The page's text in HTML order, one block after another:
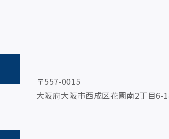
〒557-0015
大阪府大阪市西成区花園南2丁目6-